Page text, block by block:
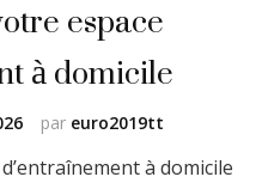
espace
à domicile
par euro2019tt
à domicile